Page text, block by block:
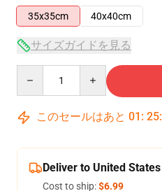
35x35cm
40x40cm
サイズガイドを見る
このセールはあと 01 : 25:
Deliver to United States
Cost to ship:$6.99